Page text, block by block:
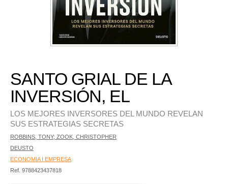
SANTO GRIAL DE LA
INVERSIÓN, EL
LOS MEJORES INVERSORES DEL MUNDO REVELAN
SUS ESTRATEGIAS SECRETAS
ROBBINS, TONY; ZOOK, CHRISTOPHER
DEUSTO
ECONOMIA I EMPRESA
Ref. 9788423437818